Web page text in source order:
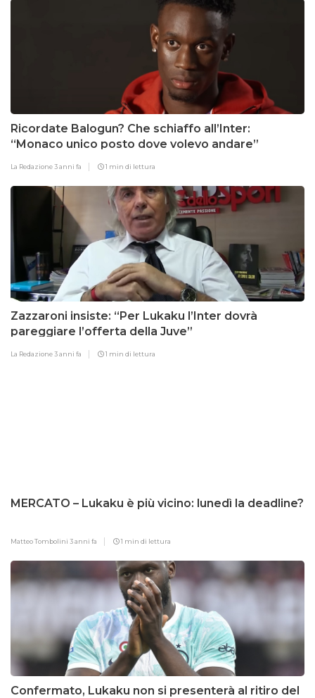
Ricordate Balogun? Che schiaffo all’Inter:
“Monaco unico posto dove volevo andare”
La Redazione3 anni fa 1 min di lettura
Zazzaroni insiste: “Per Lukaku l’Inter dovrà
pareggiare l’offerta della Juve”
La Redazione3 anni fa 1 min di lettura
MERCATO – Lukaku è più vicino: lunedì la deadline?
Matteo Tombolini 3 anni fa 1 min di lettura
Confermato, Lukaku non si presenterà al ritiro del